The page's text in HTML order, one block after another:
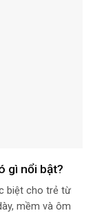
gì nổi bật?
biệt cho trẻ từ
mềm và ôm